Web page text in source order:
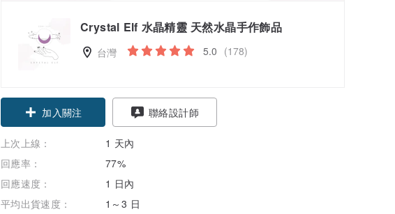
Crystal Elf 水晶精靈 天然水晶手作飾品
台灣 5.0 (178)
加入關注 聯絡設計師
上次上線：
1 天內
回應率：
77%
回應速度：
1 日內
平均出貨速度：
1～3 日